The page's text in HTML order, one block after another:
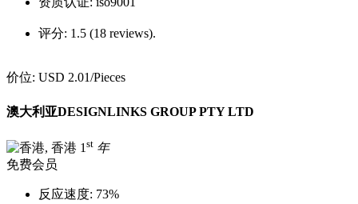
评分: 1.5 (18 reviews).
价位: USD 2.01/Pieces
澳大利亚DESIGNLINKS GROUP PTY LTD
1 st 年
免费会员
反应速度: 73%